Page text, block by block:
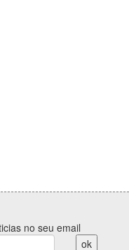
no seu email